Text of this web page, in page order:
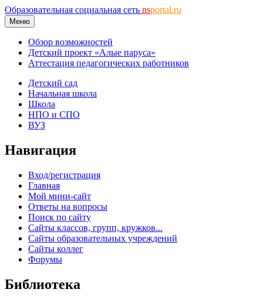
Образовательная социальная сеть nsportal.ru
Меню
Обзор возможностей
Детский проект «Алые паруса»
Аттестация педагогических работников
Детский сад
Начальная школа
Школа
НПО и СПО
ВУЗ
Навигация
Вход/регистрация
Главная
Мой мини-сайт
Ответы на вопросы
Поиск по сайту
Сайты классов, групп, кружков...
Сайты образовательных учреждений
Сайты коллег
Форумы
Библиотека